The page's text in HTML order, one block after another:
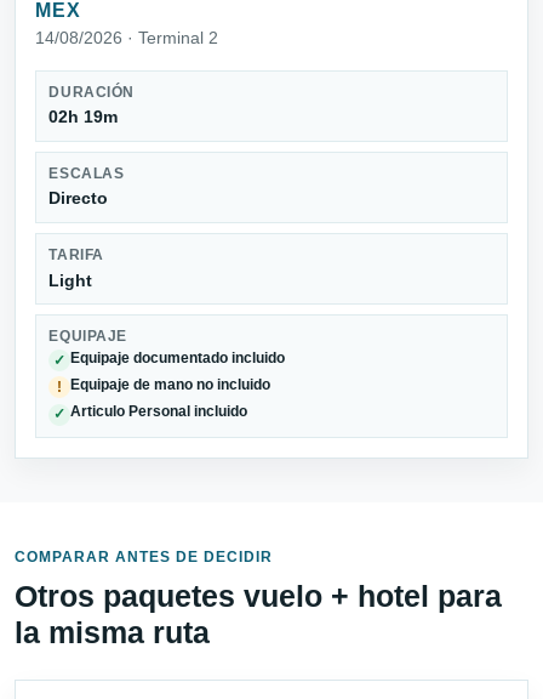
MEX
14/08/2026 · Terminal 2
DURACIÓN
02h 19m
ESCALAS
Directo
TARIFA
Light
EQUIPAJE
✓ Equipaje documentado incluido
! Equipaje de mano no incluido
✓ Articulo Personal incluido
COMPARAR ANTES DE DECIDIR
Otros paquetes vuelo + hotel para
la misma ruta